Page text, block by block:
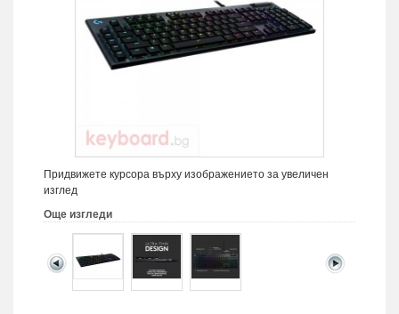
Придвижете курсора върху изображението за увеличен
изглед
Още изгледи